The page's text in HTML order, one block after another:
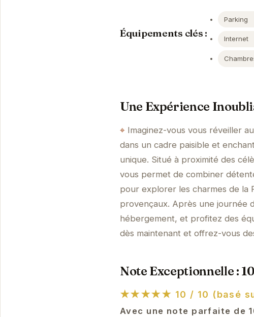
Équipements clés :
Parking
Internet
Une Expérience
Imaginez-vous vous réveiller
dans un cadre paisible et
unique. Situé à proximité des
vous permet de combiner
pour explorer les charmes de la
provençaux. Après une journée
hébergement, et profitez des
dès maintenant et offrez-vous
Note Exceptionnelle :
★★★★★ 10 / 10 (basé
Avec une note parfaite de